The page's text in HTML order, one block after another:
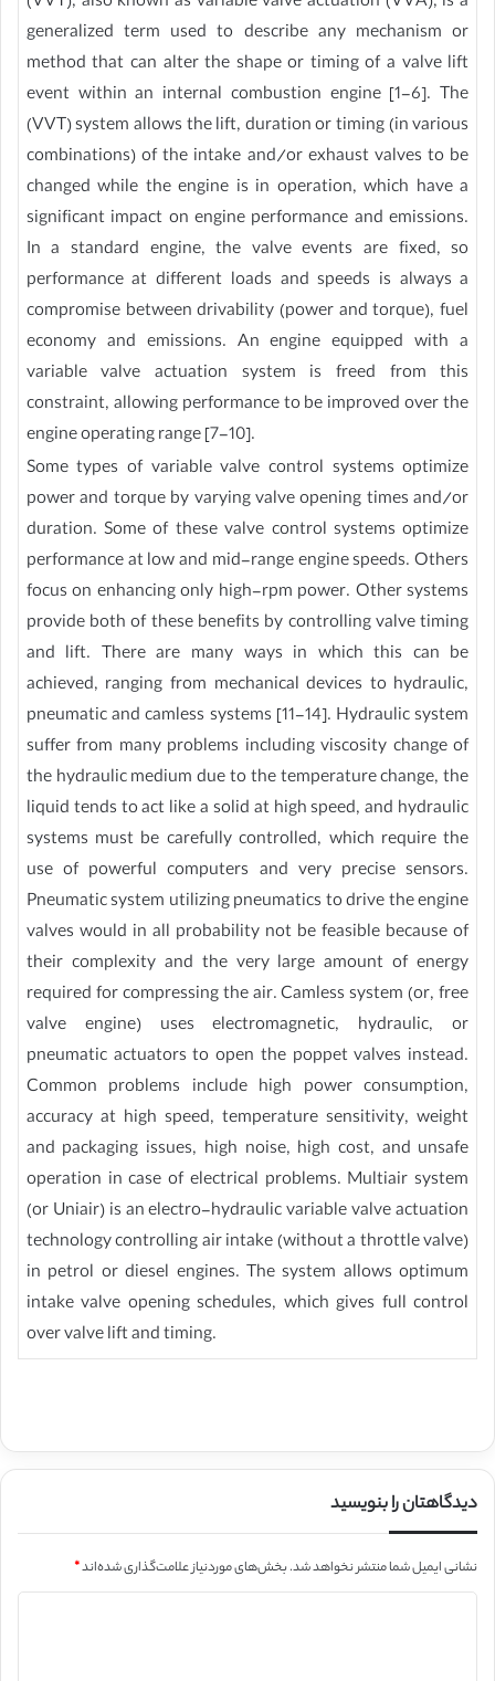
generalized term used to describe any mechanism or
method that can alter the shape or timing of a valve lift
event within an internal combustion engine [1-6]. The
(VVT) system allows the lift, duration or timing (in various
combinations) of the intake and/or exhaust valves to be
changed while the engine is in operation, which have a
significant impact on engine performance and emissions.
In a standard engine, the valve events are fixed, so
performance at different loads and speeds is always a
compromise between drivability (power and torque), fuel
economy and emissions. An engine equipped with a
variable valve actuation system is freed from this
constraint, allowing performance to be improved over the
engine operating range [7-10].
Some types of variable valve control systems optimize
power and torque by varying valve opening times and/or
duration. Some of these valve control systems optimize
performance at low and mid-range engine speeds. Others
focus on enhancing only high-rpm power. Other systems
provide both of these benefits by controlling valve timing
and lift. There are many ways in which this can be
achieved, ranging from mechanical devices to hydraulic,
pneumatic and camless systems [11-14]. Hydraulic system
suffer from many problems including viscosity change of
the hydraulic medium due to the temperature change, the
liquid tends to act like a solid at high speed, and hydraulic
systems must be carefully controlled, which require the
use of powerful computers and very precise sensors.
Pneumatic system utilizing pneumatics to drive the engine
valves would in all probability not be feasible because of
their complexity and the very large amount of energy
required for compressing the air. Camless system (or, free
valve engine) uses electromagnetic, hydraulic, or
pneumatic actuators to open the poppet valves instead.
Common problems include high power consumption,
accuracy at high speed, temperature sensitivity, weight
and packaging issues, high noise, high cost, and unsafe
operation in case of electrical problems. Multiair system
(or Uniair) is an electro-hydraulic variable valve actuation
technology controlling air intake (without a throttle valve)
in petrol or diesel engines. The system allows optimum
intake valve opening schedules, which gives full control
over valve lift and timing.
دیدگاهتان را بنویسید
نشانی ایمیل شما منتشر نخواهد شد.بخش‌های موردنیاز علامت‌گذاری شده‌اند*